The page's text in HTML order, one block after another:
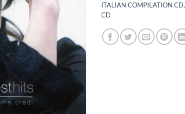
ITALIAN COMPILATION CD,
CD